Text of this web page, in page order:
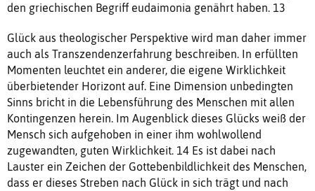
den griechischen Begriff eudaimonia genährt haben. 13
Glück aus theologischer Perspektive wird man daher immer
auch als Transzendenzerfahrung beschreiben. In erfüllten
Momenten leuchtet ein anderer, die eigene Wirklichkeit
überbietender Horizont auf. Eine Dimension unbedingten
Sinns bricht in die Lebensführung des Menschen mit allen
Kontingenzen herein. Im Augenblick dieses Glücks weiß der
Mensch sich aufgehoben in einer ihm wohlwollend
zugewandten, guten Wirklichkeit. 14 Es ist dabei nach
Lauster ein Zeichen der Gottebenbildlichkeit des Menschen,
dass er dieses Streben nach Glück in sich trägt und nach